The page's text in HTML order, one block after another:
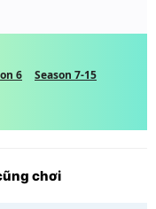
6
Season 7-15
chơi